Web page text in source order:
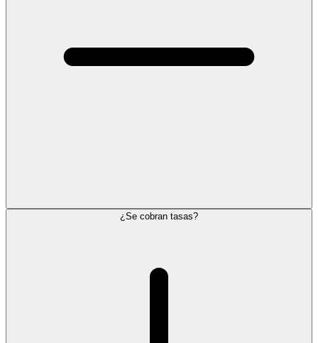
¿Se cobran tasas?